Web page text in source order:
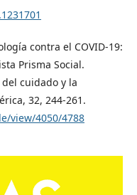
contra el COVID-19:
Prisma Social.
cuidado y la
32, 244-261.
view/4050/4788